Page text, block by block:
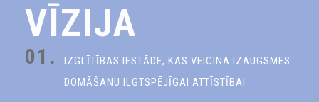
VĪZIJA
01.
IZGLĪTĪBAS IESTĀDE, KAS VEICINA IZAUGSMES
DOMĀŠANU ILGTSPĒJĪGAI ATTĪSTĪBAI